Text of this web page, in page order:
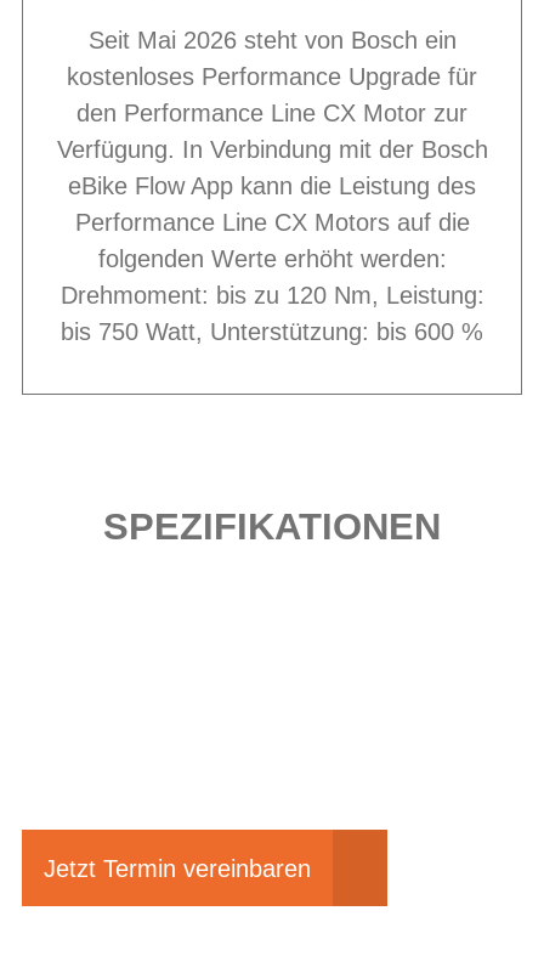
Seit Mai 2026 steht von Bosch ein
kostenloses Performance Upgrade für
den Performance Line CX Motor zur
Verfügung. In Verbindung mit der Bosch
eBike Flow App kann die Leistung des
Performance Line CX Motors auf die
folgenden Werte erhöht werden:
Drehmoment: bis zu 120 Nm, Leistung:
bis 750 Watt, Unterstützung: bis 600 %
SPEZIFIKATIONEN
Jetzt Termin vereinbaren